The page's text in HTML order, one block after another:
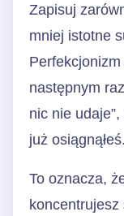
Zapisuj
mniej istotne
następnym
nic nie
już osiągnąłeś.
To oznacza,